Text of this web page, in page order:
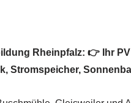
Rheinpfalz: 👉 Ihr
Stromspeicher,